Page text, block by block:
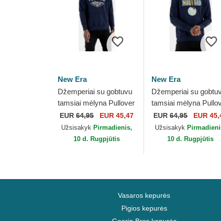
New Era
Džemperiai su gobtuvu
tamsiai mėlyna Pullover
Hoody New Orleans
Pelicans NBA New Era
EUR64,95 EUR 45,47
Užsisakyk Pirmadienis,
10 d. Rugpjūtis
New Era
Džemperiai su
tamsiai mėlyna
Hoody Denver
NBA New Era
EUR64,95 EUR
Užsisakyk
10 d. Rugpjūtis
Vasaros kepurės
Pigios kepurės